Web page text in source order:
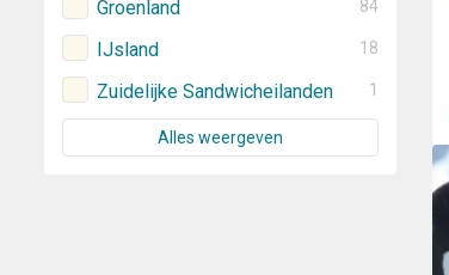
Groenland 84
IJsland 18
Zuidelijke Sandwicheilanden 1
Alles weergeven